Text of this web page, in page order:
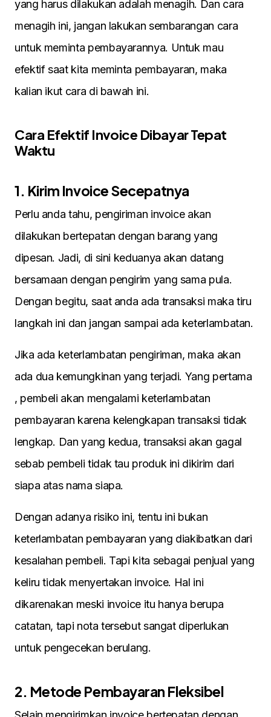
yang harus dilakukan adalah menagih. Dan cara
menagih ini, jangan lakukan sembarangan cara
untuk meminta pembayarannya. Untuk mau
efektif saat kita meminta pembayaran, maka
kalian ikut cara di bawah ini.
Cara Efektif Invoice Dibayar Tepat
Waktu
1. Kirim Invoice Secepatnya
Perlu anda tahu, pengiriman invoice akan
dilakukan bertepatan dengan barang yang
dipesan. Jadi, di sini keduanya akan datang
bersamaan dengan pengirim yang sama pula.
Dengan begitu, saat anda ada transaksi maka tiru
langkah ini dan jangan sampai ada keterlambatan.
Jika ada keterlambatan pengiriman, maka akan
ada dua kemungkinan yang terjadi. Yang pertama
, pembeli akan mengalami keterlambatan
pembayaran karena kelengkapan transaksi tidak
lengkap. Dan yang kedua, transaksi akan gagal
sebab pembeli tidak tau produk ini dikirim dari
siapa atas nama siapa.
Dengan adanya risiko ini, tentu ini bukan
keterlambatan pembayaran yang diakibatkan dari
kesalahan pembeli. Tapi kita sebagai penjual yang
keliru tidak menyertakan invoice. Hal ini
dikarenakan meski invoice itu hanya berupa
catatan, tapi nota tersebut sangat diperlukan
untuk pengecekan berulang.
2. Metode Pembayaran Fleksibel